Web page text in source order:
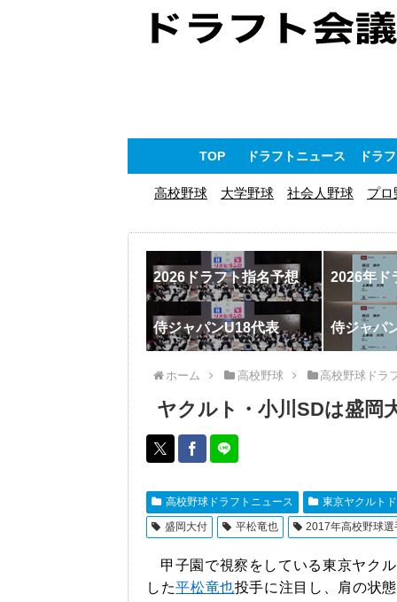
TOP ドラフトニュース ドラ
高校野球 大学野球 社会人野球 プロ
2026ドラフト指名予想 2026年ド
侍ジャパンU18代表 侍ジャパ
ホーム 高校野球 高校野球ドラ
ヤクルト・小川SDは盛岡
高校野球ドラフトニュース
東京ヤクルト
盛岡大付
平松竜也 2017年高校野球
甲子園で視察をしている東京ヤク
した平松竜也投手に注目し、肩の状